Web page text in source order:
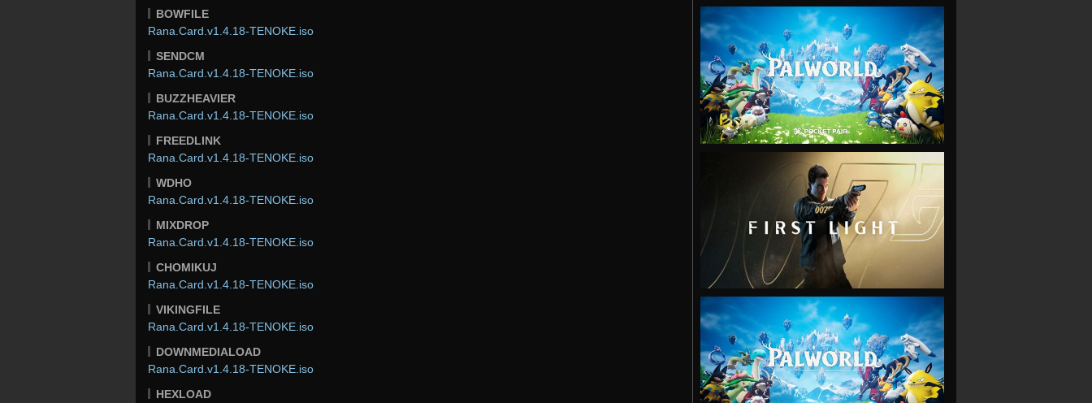
BOWFILE
Rana.Card.v1.4.18-TENOKE.iso
SENDCM
Rana.Card.v1.4.18-TENOKE.iso
BUZZHEAVIER
Rana.Card.v1.4.18-TENOKE.iso
FREEDLINK
Rana.Card.v1.4.18-TENOKE.iso
WDHO
Rana.Card.v1.4.18-TENOKE.iso
MIXDROP
Rana.Card.v1.4.18-TENOKE.iso
CHOMIKUJ
Rana.Card.v1.4.18-TENOKE.iso
VIKINGFILE
Rana.Card.v1.4.18-TENOKE.iso
DOWNMEDIALOAD
Rana.Card.v1.4.18-TENOKE.iso
HEXLOAD
VIEW
VIEW
VIEW